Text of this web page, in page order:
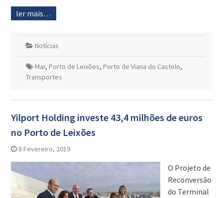
ler mais…
Notícias
Mar, Porto de Leixões, Porto de Viana do Castelo,
Transportes
Yilport Holding investe 43,4 milhões de euros
no Porto de Leixões
8 Fevereiro, 2019
O Projeto de
Reconversão
do Terminal